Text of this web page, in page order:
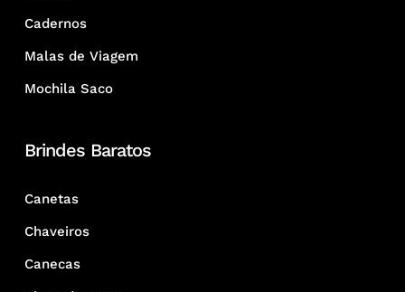
Cadernos
Malas de Viagem
Mochila Saco
Brindes Baratos
Canetas
Chaveiros
Canecas